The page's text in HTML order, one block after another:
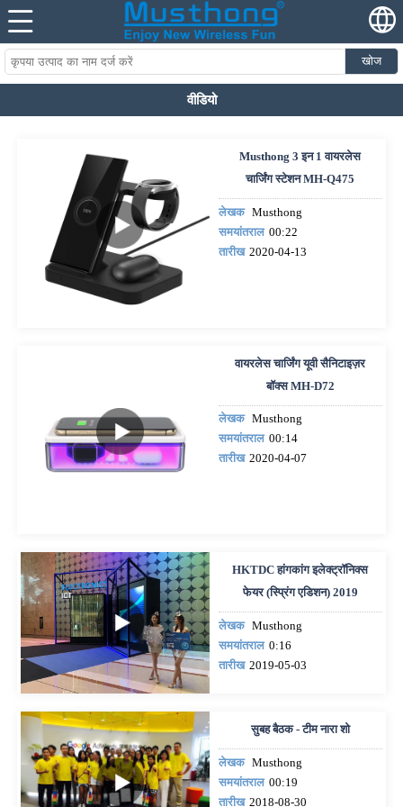
खोज
वीडियो
Musthong 3 इन 1 वायरलेस
चार्जिंग स्टेशन MH-Q475
लेखक Musthong
समयांतराल 00:22
तारीख 2020-04-13
वायरलेस चार्जिंग यूवी सैनिटाइज़र
बॉक्स MH-D72
लेखक Musthong
समयांतराल 00:14
तारीख 2020-04-07
HKTDC हांगकांग इलेक्ट्रॉनिक्स
फेयर (स्प्रिंग एडिशन) 2019
लेखक Musthong
समयांतराल 0:16
तारीख 2019-05-03
सुबह बैठक - टीम नारा शो
लेखक Musthong
समयांतराल 00:19
तारीख 2018-08-30